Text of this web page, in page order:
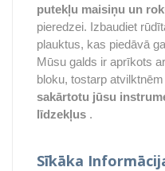
putekļu maisiņu un
pieredzei. Izbaudiet
plauktus, kas piedāvā
Mūsu galds ir aprīkots
bloku, tostarp
sakārtotu jūsu
līdzekļus .
Sīkāka